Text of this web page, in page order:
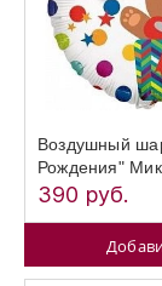
Воздушный
Рождения"
390 руб.